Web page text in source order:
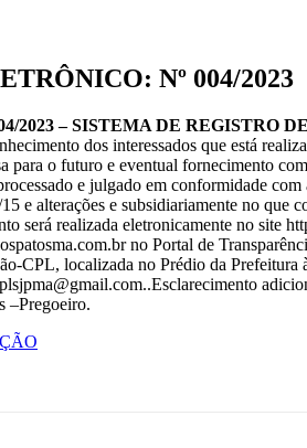
Nº 004/2023
– SISTEMA DE REGISTRO DE
dos interessados que está
o futuro e eventual fornecimento
e julgado em conformidade
e alterações e subsidiariamente no
será realizada eletronicamente no
no Portal de
CPL, localizada no Prédio da
–Pregoeiro.